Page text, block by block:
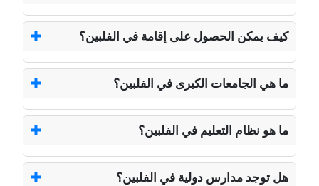
كيف يمكن الحصول على إقامة في الفلبين؟
ما هي الجامعات الكبرى في الفلبين؟
ما هو نظام التعليم في الفلبين؟
هل توجد مدارس دولية في الفلبين؟